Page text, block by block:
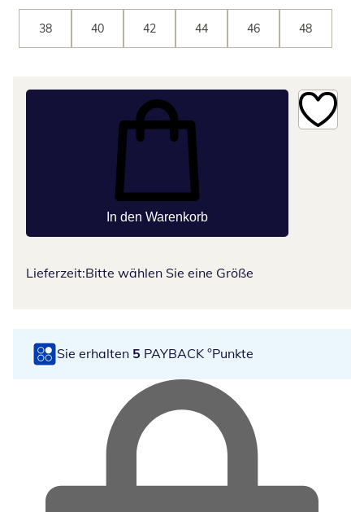
38 40 42 44 46 48
In den Warenkorb
Lieferzeit:Bitte wählen Sie eine Größe
Sie erhalten 5 PAYBACK °Punkte